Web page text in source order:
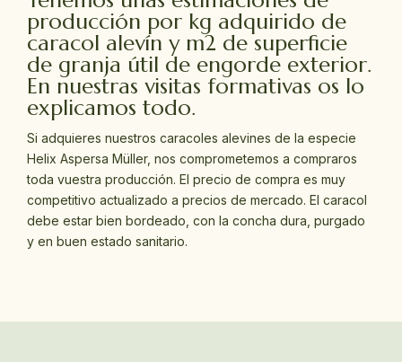
producción por kg adquirido de
caracol alevín y m2 de superficie
de granja útil de engorde exterior.
En nuestras visitas formativas os lo
explicamos todo.
Si adquieres nuestros caracoles alevines de la especie
Helix Aspersa Müller, nos comprometemos a compraros
toda vuestra producción. El precio de compra es muy
competitivo actualizado a precios de mercado. El caracol
debe estar bien bordeado, con la concha dura, purgado
y en buen estado sanitario.